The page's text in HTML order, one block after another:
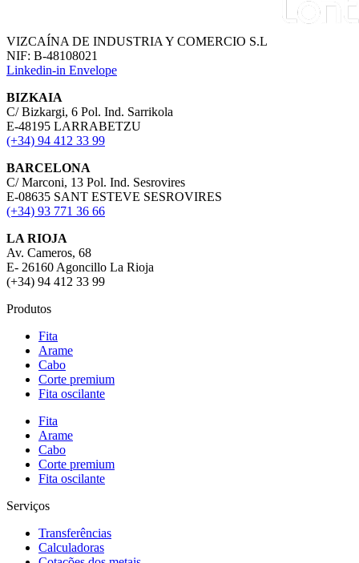
VIZCAÍNA DE INDUSTRIA Y COMERCIO S.L
NIF: B-48108021
Linkedin-in Envelope
BIZKAIA
C/ Bizkargi, 6 Pol. Ind. Sarrikola
E-48195 LARRABETZU
(+34) 94 412 33 99
BARCELONA
C/ Marconi, 13 Pol. Ind. Sesrovires
E-08635 SANT ESTEVE SESROVIRES
(+34) 93 771 36 66
LA RIOJA
Av. Cameros, 68
E- 26160 Agoncillo La Rioja
(+34) 94 412 33 99
Produtos
Fita
Arame
Cabo
Corte premium
Fita oscilante
Fita
Arame
Cabo
Corte premium
Fita oscilante
Serviços
Transferências
Calculadoras